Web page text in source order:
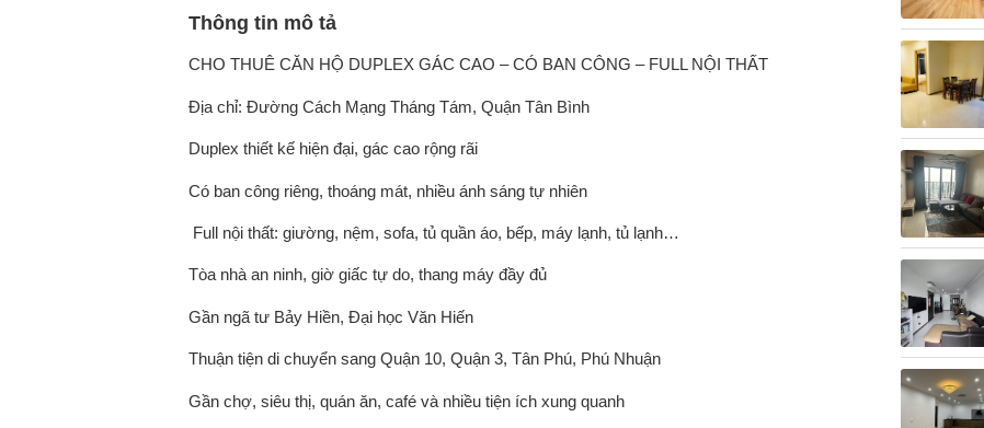
Thông tin mô tả
CHO THUÊ CĂN HỘ DUPLEX GÁC CAO – CÓ BAN CÔNG – FULL NỘI THẤT
Địa chỉ: Đường Cách Mạng Tháng Tám, Quận Tân Bình
Duplex thiết kế hiện đại, gác cao rộng rãi
Có ban công riêng, thoáng mát, nhiều ánh sáng tự nhiên
️ Full nội thất: giường, nệm, sofa, tủ quần áo, bếp, máy lạnh, tủ lạnh…
Tòa nhà an ninh, giờ giấc tự do, thang máy đầy đủ
Gần ngã tư Bảy Hiền, Đại học Văn Hiến
Thuận tiện di chuyển sang Quận 10, Quận 3, Tân Phú, Phú Nhuận
Gần chợ, siêu thị, quán ăn, café và nhiều tiện ích xung quanh